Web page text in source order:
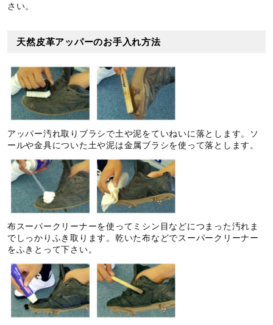
さい。
天然皮革アッパーのお手入れ方法
アッパー汚れ取りブラシで土や泥をていねいに落とします。ソ
ールや金具についた土や泥は金属ブラシを使って落とします。
布スーパークリーナーを使ってミシン目などにつまった汚れま
でしっかりふき取ります。乾いた布などでスーパークリーナー
をふきとって下さい。